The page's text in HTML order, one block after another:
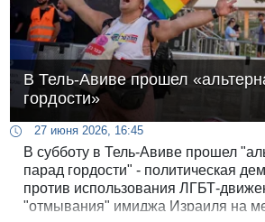
В Тель-Авиве прошел
гордости»
27 июня 2026, 16:45
В субботу в Тель-Авиве прошел
парад гордости" - политическая
против использования ЛГБТ-
"отмывания" имиджа Израиля на